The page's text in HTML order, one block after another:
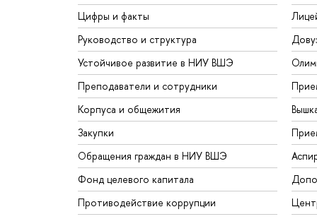
Цифры и факты
Руководство и структура
Устойчивое развитие в НИУ ВШЭ
Преподаватели и сотрудники
Корпуса и общежития
Закупки
Обращения граждан в НИУ ВШЭ
Фонд целевого капитала
Противодействие коррупции